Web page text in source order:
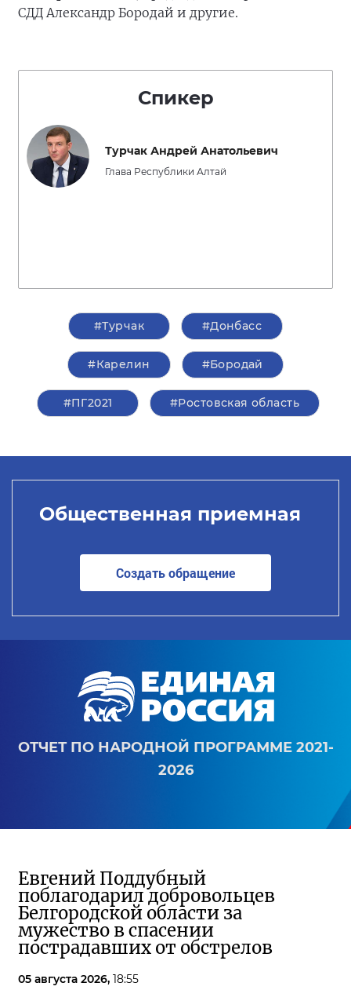
СДД Александр Бородай и другие.
Спикер
Турчак Андрей Анатольевич
Глава Республики Алтай
#Турчак #Донбасс
#Карелин #Бородай
#ПГ2021 #Ростовская область
Общественная приемная
Создать обращение
ОТЧЕТ ПО НАРОДНОЙ ПРОГРАММЕ 2021-
2026
Евгений Поддубный
поблагодарил добровольцев
Белгородской области за
мужество в спасении
пострадавших от обстрелов
05 августа 2026, 18:55